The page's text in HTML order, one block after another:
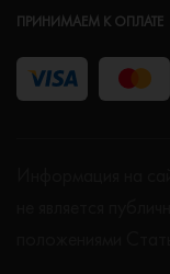
ПРИНИМАЕМ К ОПЛАТЕ